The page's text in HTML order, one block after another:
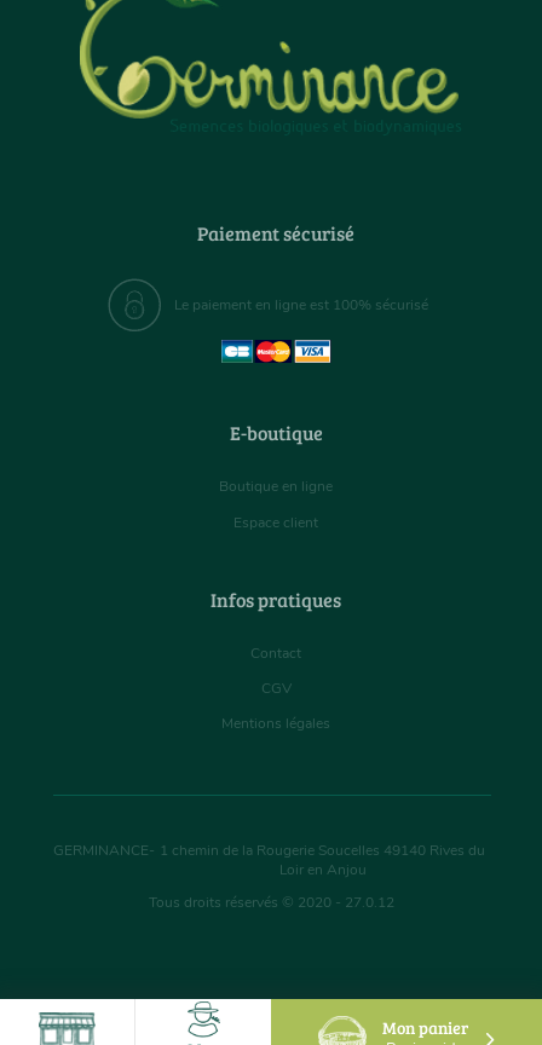
Mon panier
Paiement sécurisé
Le paiement en ligne est 100% sécurisé
E-boutique
Boutique en ligne
Espace client
Infos pratiques
Contact
CGV
Mentions légales
GERMINANCE- 1 chemin de la Rougerie Soucelles 49140 Rives du
Loir en Anjou
Tous droits réservés © 2020 - 27.0.12